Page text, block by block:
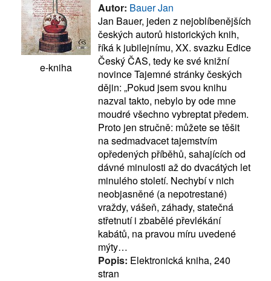
e-kniha
Autor: Bauer Jan
Jan Bauer, jeden z nejoblíbenějších
českých autorů historických knih,
říká k jubilejnímu, XX. svazku Edice
Český ČAS, tedy ke své knižní
novince Tajemné stránky českých
dějin: „Pokud jsem svou knihu
nazval takto, nebylo by ode mne
moudré všechno vybreptat předem.
Proto jen stručně: můžete se těšit
na sedmadvacet tajemstvím
opředených příběhů, sahajících od
dávné minulosti až do dvacátých let
minulého století. Nechybí v nich
neobjasněné (a nepotrestané)
vraždy, vášeň, záhady, statečná
střetnutí i zbabělé převlékání
kabátů, na pravou míru uvedené
mýty…
Popis: Elektronická kniha, 240
stran